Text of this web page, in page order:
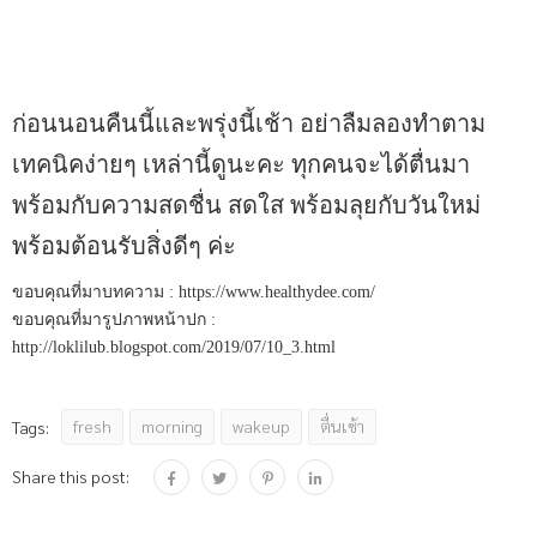
ก่อนนอนคืนนี้และพรุ่งนี้เช้า อย่าลืมลองทำตาม
เทคนิคง่ายๆ เหล่านี้ดูนะคะ ทุกคนจะได้ตื่นมา
พร้อมกับความสดชื่น สดใส พร้อมลุยกับวันใหม่
พร้อมต้อนรับสิ่งดีๆ ค่ะ
ขอบคุณที่มาบทความ : https://www.healthydee.com/
ขอบคุณที่มารูปภาพหน้าปก :
http://loklilub.blogspot.com/2019/07/10_3.html
Tags: fresh morning wakeup ตื่นเช้า
Share this post: